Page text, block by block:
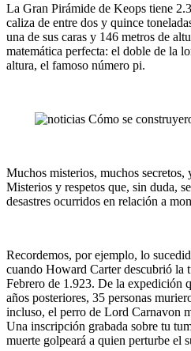
La Gran Pirámide de Keops tiene
caliza de entre dos y quince
una de sus caras y 146 metros de
matemática perfecta: el doble de la
altura, el famoso número pi.
Muchos misterios, muchos secretos,
Misterios y respetos que, sin duda,
desastres ocurridos en relación a
Recordemos, por ejemplo, lo
cuando Howard Carter descubrió la
Febrero de 1.923. De la expedición
años posteriores, 35 personas
incluso, el perro de Lord Carnavon
Una inscripción grabada sobre tu
muerte golpeará a quien perturbe el